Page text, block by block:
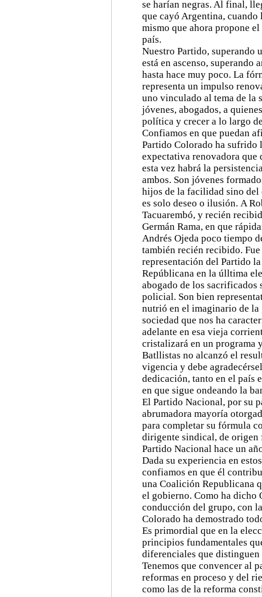
se harían negras. Al final,
que cayó Argentina,
mismo que ahora propone
país.
Nuestro Partido, superando
está en ascenso, superando
hasta hace muy poco. La
representa un impulso
uno vinculado al tema de la
jóvenes, abogados, a
política y crecer a lo largo
Confiamos en que puedan
Partido Colorado ha sufrido
expectativa renovadora que
esta vez habrá la
ambos. Son jóvenes
hijos de la facilidad sino del
es solo deseo o ilusión. A
Tacuarembó, y recién
Germán Rama, en que
Andrés Ojeda poco tiempo
también recién recibido.
representación del Partido
Repúblicana en la úlltima
abogado de los
policial. Son bien
nutrió en el imaginario de la
sociedad que nos ha
adelante en esa vieja
cristalizará en un programa
Batllistas no alcanzó el
vigencia y debe
dedicación, tanto en el país
en que sigue ondeando la
El Partido Nacional, por su
abrumadora mayoría
para completar su fórmula
dirigente sindical, de origen
Partido Nacional hace un
Dada su experiencia en
confiamos en que él
una Coalición Republicana
el gobierno. Como ha dicho
conducción del grupo, con
Colorado ha demostrado
Es primordial que en la
principios fundamentales
diferenciales que distinguen
Tenemos que convencer al
reformas en proceso y del
como las de la reforma